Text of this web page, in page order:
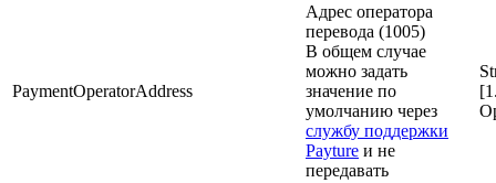
PaymentOperatorAddress
Адрес оператора
перевода (1005)
В общем случае
можно задать
значение по
умолчанию через
службу поддержки
Payture и не
передавать